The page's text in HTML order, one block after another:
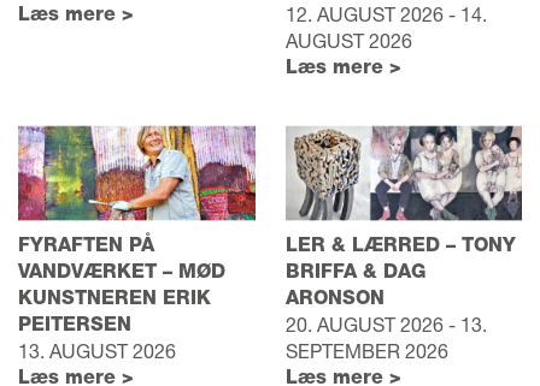
Læs mere >
12. AUGUST 2026 - 14.
AUGUST 2026
Læs mere >
FYRAFTEN PÅ
VANDVÆRKET – MØD
KUNSTNEREN ERIK
PEITERSEN
13. AUGUST 2026
Læs mere >
LER & LÆRRED – TONY
BRIFFA & DAG
ARONSON
20. AUGUST 2026 - 13.
SEPTEMBER 2026
Læs mere >